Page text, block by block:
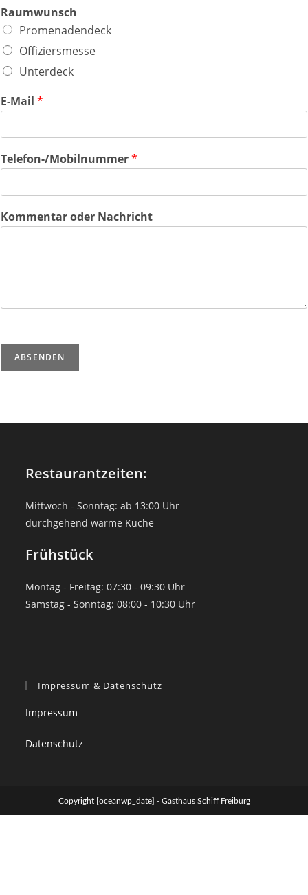
Raumwunsch
Promenadendeck
Offiziersmesse
Unterdeck
E-Mail *
Telefon-/Mobilnummer*
Kommentar oder Nachricht
ABSENDEN
Restaurantzeiten:
Mittwoch - Sonntag: ab 13:00 Uhr
durchgehend warme Küche
Frühstück
Montag - Freitag: 07:30 - 09:30 Uhr
Samstag - Sonntag: 08:00 - 10:30 Uhr
Impressum & Datenschutz
Impressum
Datenschutz
Copyright [oceanwp_date] - Gasthaus Schiff Freiburg